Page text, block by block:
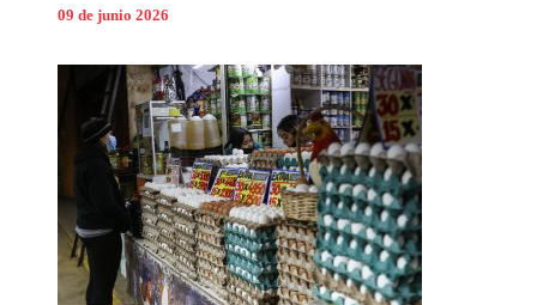
09 de junio 2026